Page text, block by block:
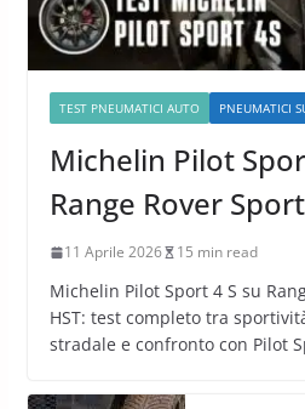
TEST PNEUMATICI AUTO PNEUMATICI
Michelin Pilot
Range Rover
11 Aprile 2026 15 min read
Michelin Pilot Sport 4 S su
HST: test completo tra
stradale e confronto con Pilot